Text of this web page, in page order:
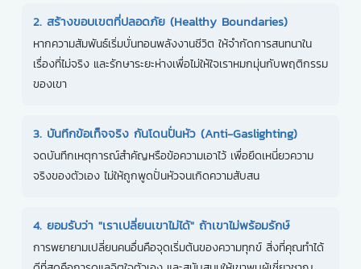
2. สร้างขอบเขตที่ปลอดภัย (Healthy Boundaries)
หากความสัมพันธ์เริ่มบั่นทอนพลังงานชีวิต ให้จำกัดการสนทนาใน
เรื่องที่ไม่จริง และรักษาระยะห่างเพื่อไม่ให้ใจเราหมกมุ่นกับพฤติกรรม
ของเขา
3. บันทึกข้อเท็จจริง กันโดนปั่นหัว (Anti-Gaslighting)
จดบันทึกเหตุการณ์สำคัญหรือข้อความเอาไว้ เพื่อยึดเหนี่ยวความ
จริงของตัวเอง ไม่ให้ถูกพูดปั่นหัวจนเกิดความสับสน
4. ยอมรับว่า "เราเปลี่ยนเขาไม่ได้" ถ้าเขาไม่พร้อมรักษ์
การพยายามเปลี่ยนคนอื่นคือจุดเริ่มต้นของความทุกข์ สิ่งที่คุณทำได้